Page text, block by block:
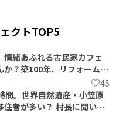
クトTOP5
情緒あふれる古民家カフェ
か？築100年、リフォームか
45
間。世界自然遺産・小笠原
住者が多い？ 村長に聞いて